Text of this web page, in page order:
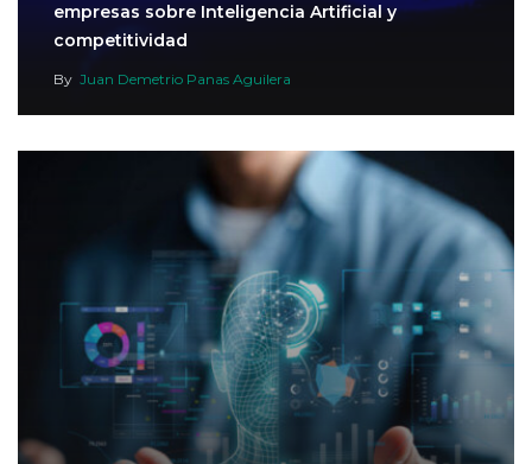
empresas sobre Inteligencia Artificial y
competitividad
By Juan Demetrio Panas Aguilera